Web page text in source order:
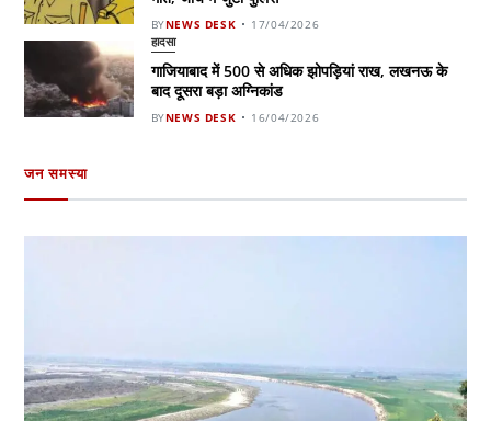
BYNEWS DESK 17/04/2026
हादसा
गाजियाबाद में 500 से अधिक झोपड़ियां राख, लखनऊ के
बाद दूसरा बड़ा अग्निकांड
BYNEWS DESK 16/04/2026
जन समस्या